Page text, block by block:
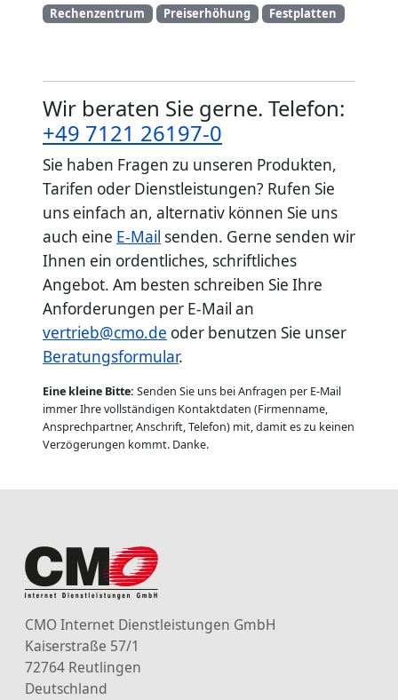
Rechenzentrum
Preiserhöhung Festplatten
Wir beraten Sie gerne. Telefon:
+49 7121 26197-0
Sie haben Fragen zu unseren Produkten,
Tarifen oder Dienstleistungen? Rufen Sie
uns einfach an, alternativ können Sie uns
auch eine E-Mail senden. Gerne senden wir
Ihnen ein ordentliches, schriftliches
Angebot. Am besten schreiben Sie Ihre
Anforderungen per E-Mail an
vertrieb@cmo.de oder benutzen Sie unser
Beratungsformular.
Eine kleine Bitte: Senden Sie uns bei Anfragen per E-Mail
immer Ihre vollständigen Kontaktdaten (Firmenname,
Ansprechpartner, Anschrift, Telefon) mit, damit es zu keinen
Verzögerungen kommt. Danke.
CMO Internet Dienstleistungen GmbH
Kaiserstraße 57/1
72764 Reutlingen
Deutschland